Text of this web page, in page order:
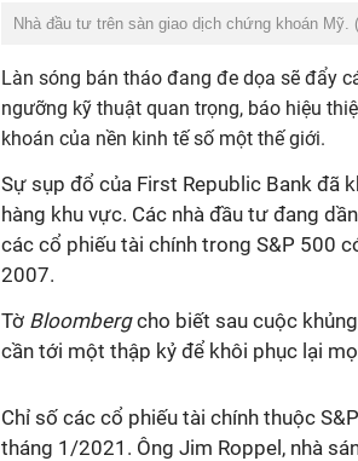
Nhà đầu tư trên sàn giao dịch chứng khoán Mỹ.
Làn sóng bán tháo đang đe dọa sẽ đẩy
ngưỡng kỹ thuật quan trọng, báo hiệu
khoán của nền kinh tế số một thế giới.
Sự sụp đổ của First Republic Bank đã
hàng khu vực. Các nhà đầu tư đang
các cổ phiếu tài chính trong S&P 500
2007.
Tờ Bloombergcho biết sau cuộc
cần tới một thập kỷ để khôi phục lại
Chỉ số các cổ phiếu tài chính thuộc
tháng 1/2021. Ông Jim Roppel, nhà